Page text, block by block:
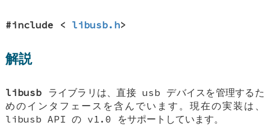
#include < libusb.h>
解説
libusb ライブラリは、直接 usb デバイスを管理するた
めのインタフェースを含んでいます。現在の実装は、
libusb API の v1.0 をサポートしています。